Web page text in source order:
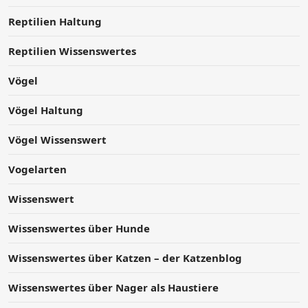
Reptilien Haltung
Reptilien Wissenswertes
Vögel
Vögel Haltung
Vögel Wissenswert
Vogelarten
Wissenswert
Wissenswertes über Hunde
Wissenswertes über Katzen – der Katzenblog
Wissenswertes über Nager als Haustiere